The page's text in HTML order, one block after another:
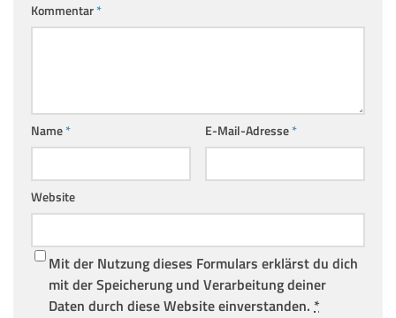
Kommentar*
Name* E-Mail-Adresse*
Website
Mit der Nutzung dieses Formulars erklärst du dich
mit der Speicherung und Verarbeitung deiner
Daten durch diese Website einverstanden. *